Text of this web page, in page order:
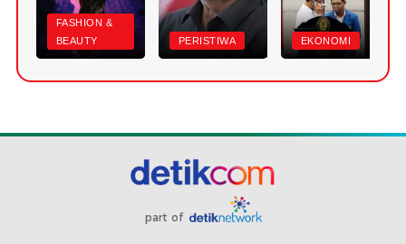
FASHION &
BEAUTY
PERISTIWA EKONOMI
part of